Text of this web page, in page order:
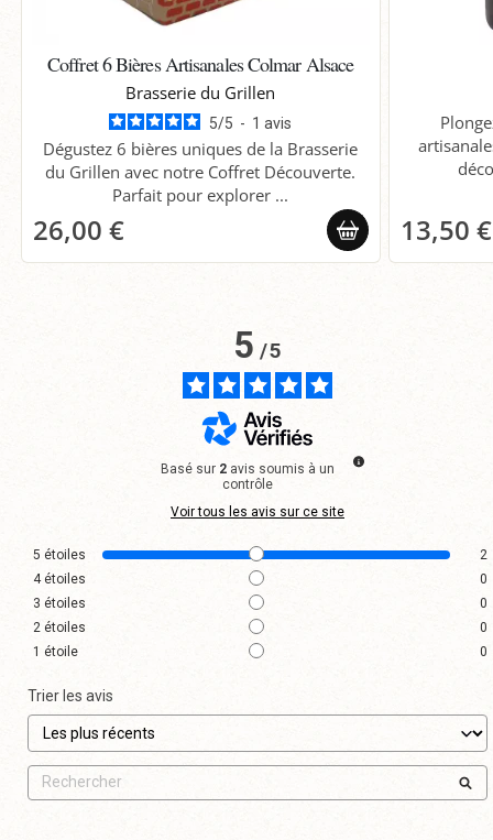
Coffret 6 Bières Artisanales Colmar Alsace
Brasserie du Grillen
5/5 - 1avis
Dégustez 6 bières uniques de la Brasserie
du Grillen avec notre Coffret Découverte.
Parfait pour explorer ...
26,00 € 13,50 €
5/5
Basé sur 2 avis soumis à un
contrôle
Voir tous les avis sur ce site
5 étoiles
2
4étoiles
0
3 étoiles
0
2 étoiles
0
1 étoile 0
Trier les avis